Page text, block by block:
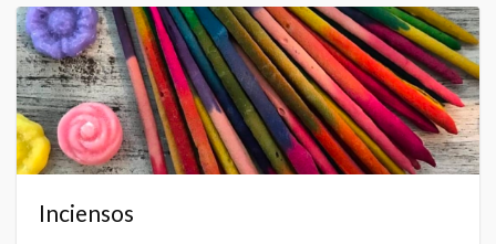
Inciensos